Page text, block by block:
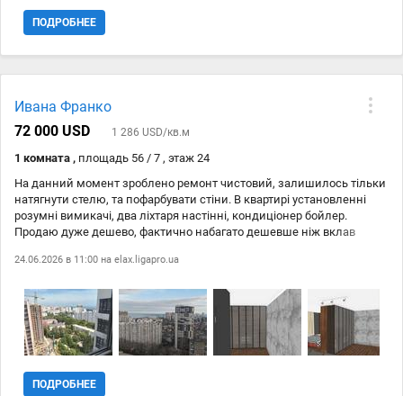
генератором. На території є продуктові магазини, салони краси,
кафе, дитячий майданчик, паркінг.
ПОДРОБНЕЕ
Ивана Франко
72 000 USD
1 286 USD/кв.м
1 комната , площадь 56 / 7 , этаж 24
На данний момент зроблено ремонт чистовий, залишилось тільки
натягнути стелю, та пофарбувати стіни. В квартирі установленні
розумні вимикачі, два ліхтаря настінні, кондиціонер бойлер.
Продаю дуже дешево, фактично набагато дешевше ніж вклав
Боковий вид моря Секція 1.1 Івана Франка 40 До моря 25 хв пішки.
24.06.2026 в 11:00 на elax.ligapro.ua
ПОДРОБНЕЕ